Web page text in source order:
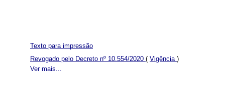
Ver mais...
Texto para impressão
Revogado pelo Decreto nº 10.554/2020 ( Vigência )